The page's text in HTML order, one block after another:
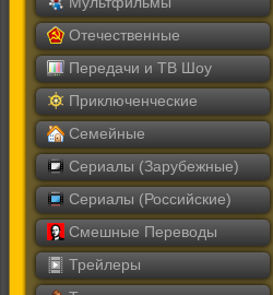
Отечественные
Передачи и ТВ Шоу
Приключенческие
Семейные
Сериалы (Зарубежные)
Сериалы (Российские)
Смешные Переводы
Трейлеры